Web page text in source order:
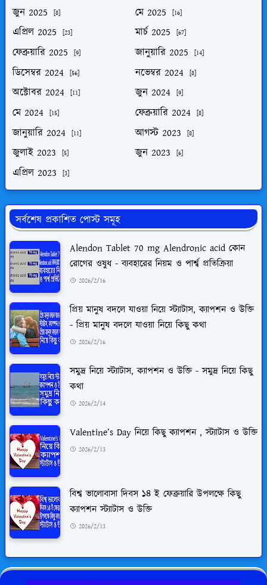
জুন 2025 [8] মে 2025 [16]
এপ্রিল 2025 [23] মার্চ 2025 [67]
ফেব্রুয়ারি 2025 [9] জানুয়ারি 2025 [14]
ডিসেম্বর 2024 [56] নভেম্বর 2024 [8]
অক্টোবর 2024 [11] জুন 2024 [9]
মে 2024 [15] ফেব্রুয়ারি 2024 [8]
জানুয়ারি 2024 [11] আগস্ট 2023 [8]
জুলাই 2023 [5] জুন 2023 [6]
এপ্রিল 2023 [3]
সর্বশেষ প্রকাশিত পোস্ট সমূহ
Alendon Tablet 70 mg Alendronic acid কোন
রোগের ওষুধ - ব্যবহারের নিয়ম ও পার্শ্ব প্রতিক্রিয়া
2026/2/16
প্রিয় মানুষ বদলে যাওয়া নিয়ে স্ট্যাটাস, ক্যাপশন ও উক্তি
- প্রিয় মানুষ বদলে যাওয়া নিয়ে কিছু কথা
2026/2/16
সমুদ্র নিয়ে স্ট্যাটাস, ক্যাপশন ও উক্তি - সমুদ্র নিয়ে কিছু
কথা
2026/2/14
Valentine’s Day নিয়ে কিছু ক্যাপশন , স্ট্যাটাস ও উক্তি
2026/2/13
বিশ্ব ভালোবাসা দিবস ১৪ ই ফেব্রুয়ারি উপলক্ষে কিছু
ক্যাপশন স্ট্যাটাস ও উক্তি
2026/2/13